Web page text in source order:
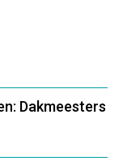
Dakmeesters